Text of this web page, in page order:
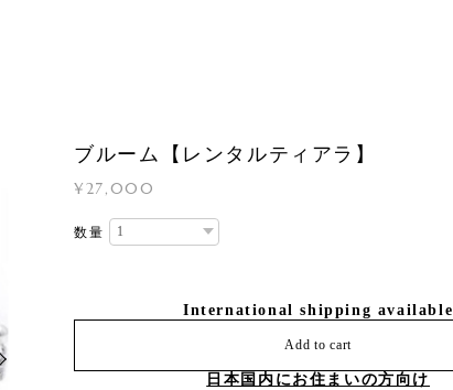
ブルーム【レンタルティアラ】
¥27,000
数量
International shipping available
Add to cart
日本国内にお住まいの方向け